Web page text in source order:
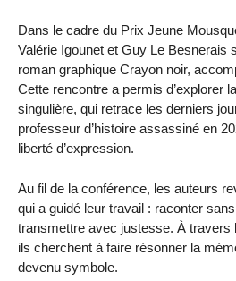
Dans le cadre du Prix Jeune
Valérie Igounet et Guy Le Besnerais
roman graphique Crayon noir,
Cette rencontre a permis d’explorer
singulière, qui retrace les derniers
professeur d’histoire assassiné en
liberté d’expression.
Au fil de la conférence, les auteurs
qui a guidé leur travail : raconter
transmettre avec justesse. À travers
ils cherchent à faire résonner la
devenu symbole.